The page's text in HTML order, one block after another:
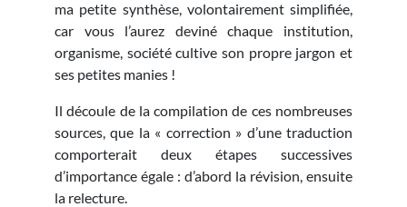
ma petite synthèse, volontairement simplifiée,
car vous l’aurez deviné chaque institution,
organisme, société cultive son propre jargon et
ses petites manies !
Il découle de la compilation de ces nombreuses
sources, que la « correction » d’une traduction
comporterait deux étapes successives
d’importance égale : d’abord la révision, ensuite
la relecture.